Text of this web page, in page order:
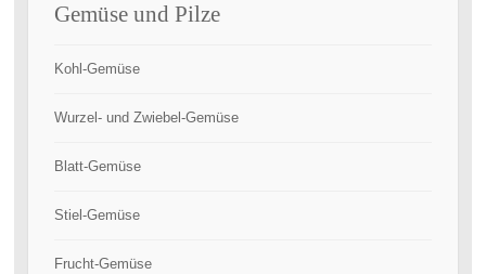
Gemüse und Pilze
Kohl-Gemüse
Wurzel- und Zwiebel-Gemüse
Blatt-Gemüse
Stiel-Gemüse
Frucht-Gemüse